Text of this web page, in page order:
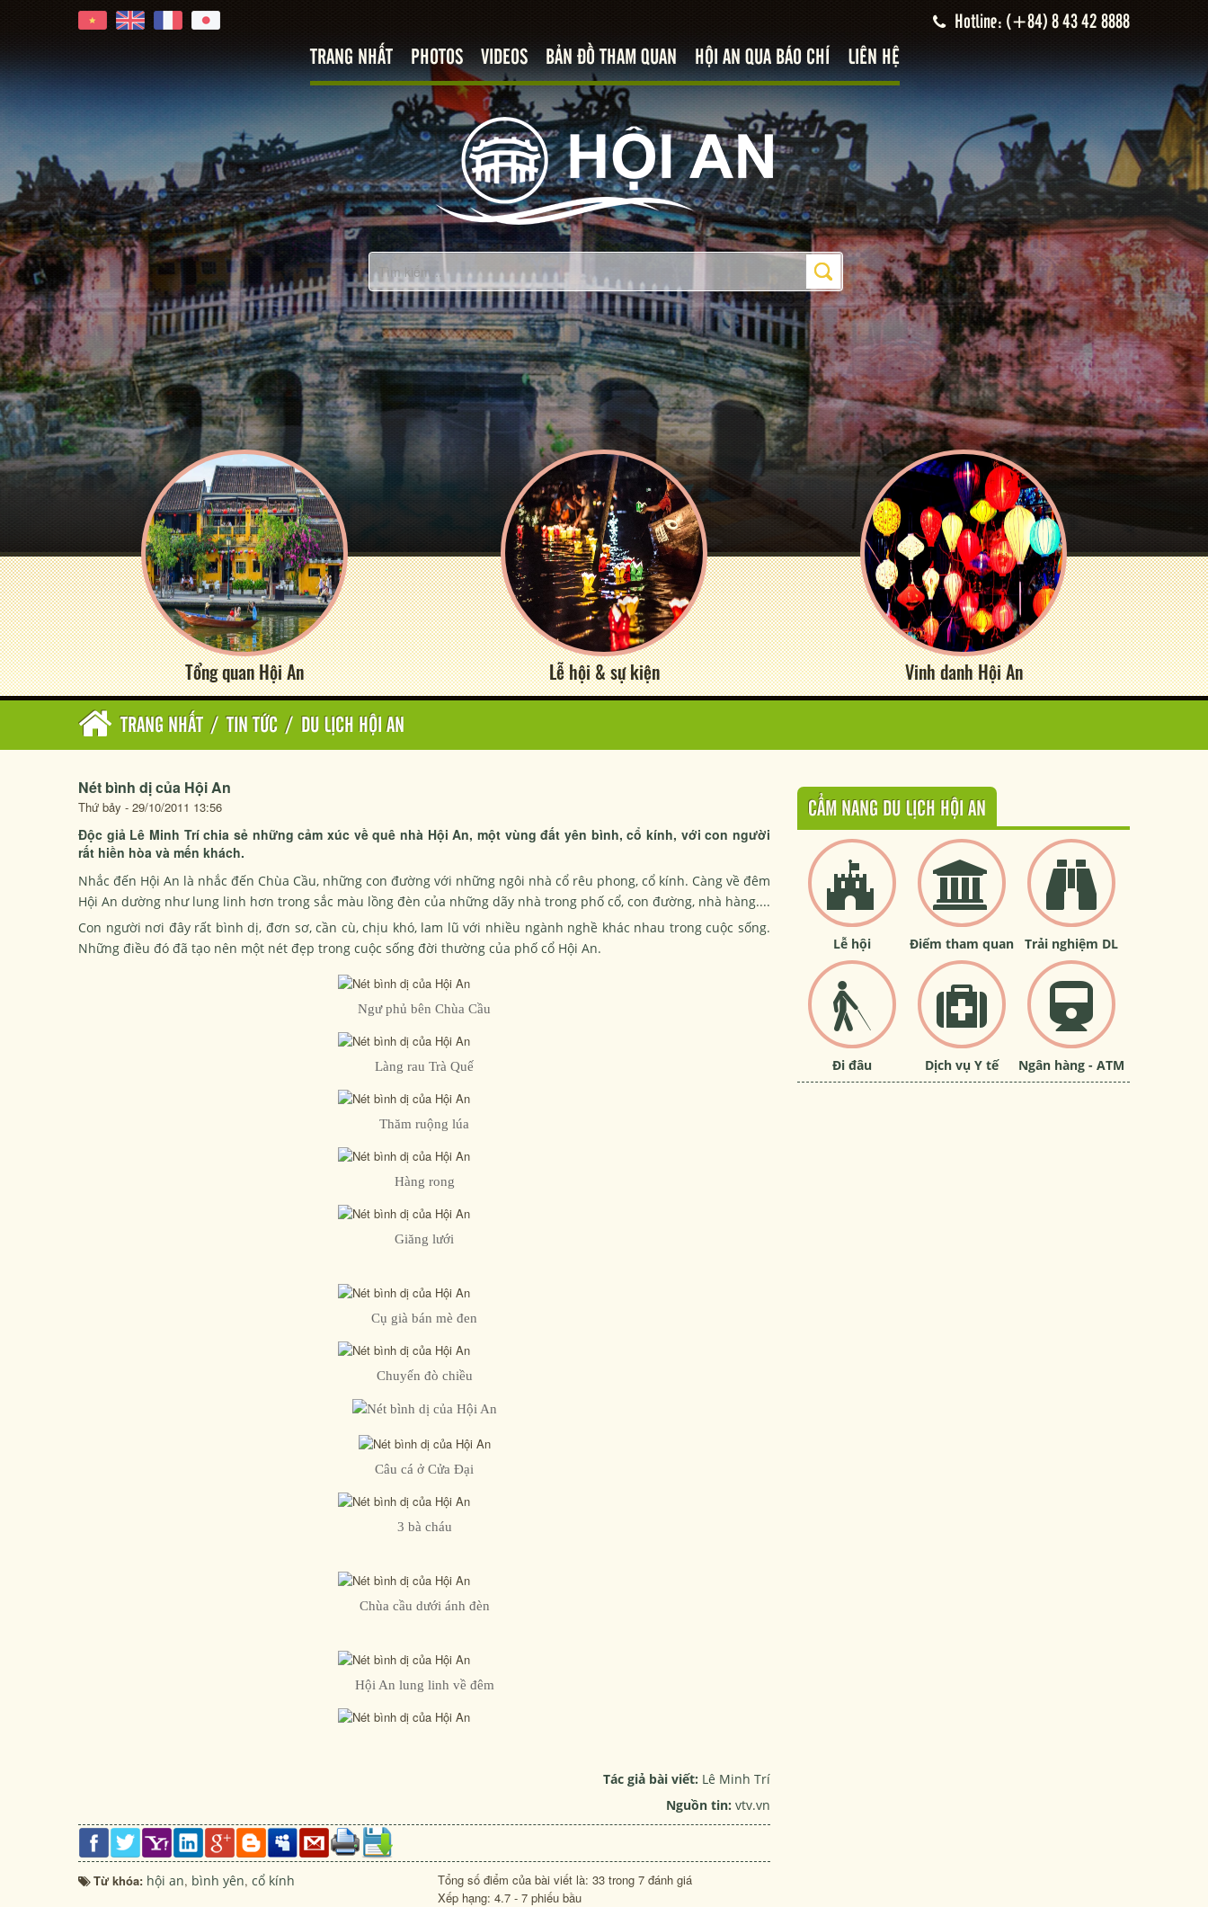
Hotline: (+84) 8 43 42 8888
TRANG NHẤT PHOTOS VIDEOS BẢN ĐỒ THAM QUAN HỘI AN QUA BÁO CHÍ LIÊN HỆ
Tổng quan Hội An Lễ hội & sự kiện Vinh danh Hội An
TRANG NHẤT / TIN TỨC / DU LỊCH HỘI AN
Nét bình dị của Hội An
Thứ bảy - 29/10/2011 13:56
Độc giả Lê Minh Trí chia sẻ những cảm xúc về quê nhà Hội An, một vùng đất yên bình, cổ kính, với con người
rất hiền hòa và mến khách.
Nhắc đến Hội An là nhắc đến Chùa Cầu, những con đường với những ngôi nhà cổ rêu phong, cổ kính. Càng về đêm
Hội An dường như lung linh hơn trong sắc màu lồng đèn của những dãy nhà trong phố cổ, con đường, nhà hàng....
Con người nơi đây rất bình dị, đơn sơ, cần cù, chịu khó, lam lũ với nhiều ngành nghề khác nhau trong cuộc sống.
Những điều đó đã tạo nên một nét đẹp trong cuộc sống đời thường của phố cổ Hội An.
Ngư phủ bên Chùa Cầu
Làng rau Trà Quế
Thăm ruộng lúa
Hàng rong
Giăng lưới
Cụ già bán mè đen
Chuyến đò chiều
Câu cá ở Cửa Đại
3 bà cháu
Chùa cầu dưới ánh đèn
Hội An lung linh về đêm
Tác giả bài viết: Lê Minh Trí
Nguồn tin: vtv.vn
Từ khóa: hội an, bình yên, cổ kính
Tổng số điểm của bài viết là: 33 trong 7 đánh giá
Xếp hạng: 4.7 - 7 phiếu bầu
CẨM NANG DU LỊCH HỘI AN
Lễ hội Điểm tham quan Trải nghiệm DL
Đi đâu Dịch vụ Y tế Ngân hàng - ATM